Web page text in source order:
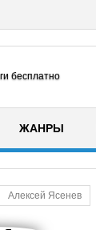
ЖАНРЫ
Алексей Ясенев